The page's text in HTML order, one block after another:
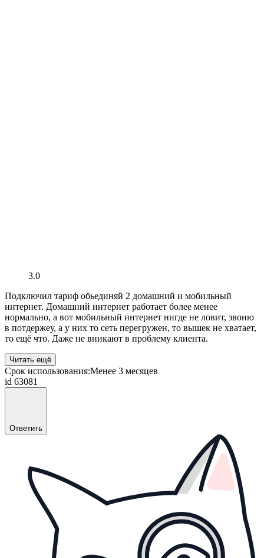
3.0
Подключил тариф обьединяй 2 домашний и мобильный
интернет. Домашний интернет работает более менее
нормально, а вот мобильный интернет нигде не ловит, звоню
в потдержеу, а у них то сеть перегружен, то вышек не хватает,
то ещё что. Даже не вникают в проблему клиента.
Читать ещё
Срок использования:Менее 3 месяцев
id 63081
Ответить